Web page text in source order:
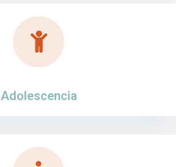
Adolescencia